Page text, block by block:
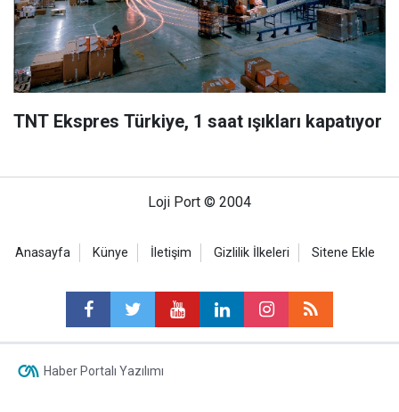
TNT Ekspres Türkiye, 1 saat ışıkları kapatıyor
Loji Port © 2004
Anasayfa Künye İletişim Gizlilik İlkeleri Sitene Ekle
Haber Portalı Yazılımı